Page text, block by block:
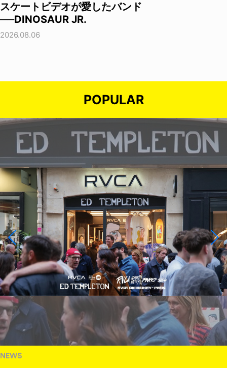
スケートビデオが愛したバンド
──DINOSAUR JR.
2026.08.06
POPULAR
NEWS